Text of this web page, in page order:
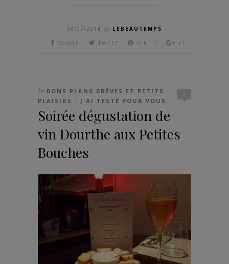
08/07/2014 By LEBEAUTEMPS
SHARE
TWEET PIN IT +1
In BONS PLANS BRÈVES ET PETITS
PLAISIRS / J'AI TESTÉ POUR VOUS...
Soirée dégustation de
vin Dourthe aux Petites
Bouches